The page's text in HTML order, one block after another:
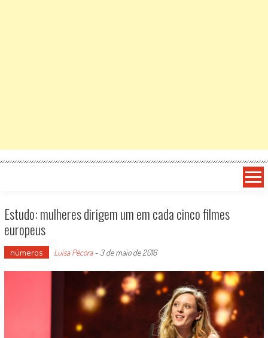
Estudo: mulheres dirigem um em cada cinco filmes
europeus
números Luísa Pécora- 3 de maio de 2016